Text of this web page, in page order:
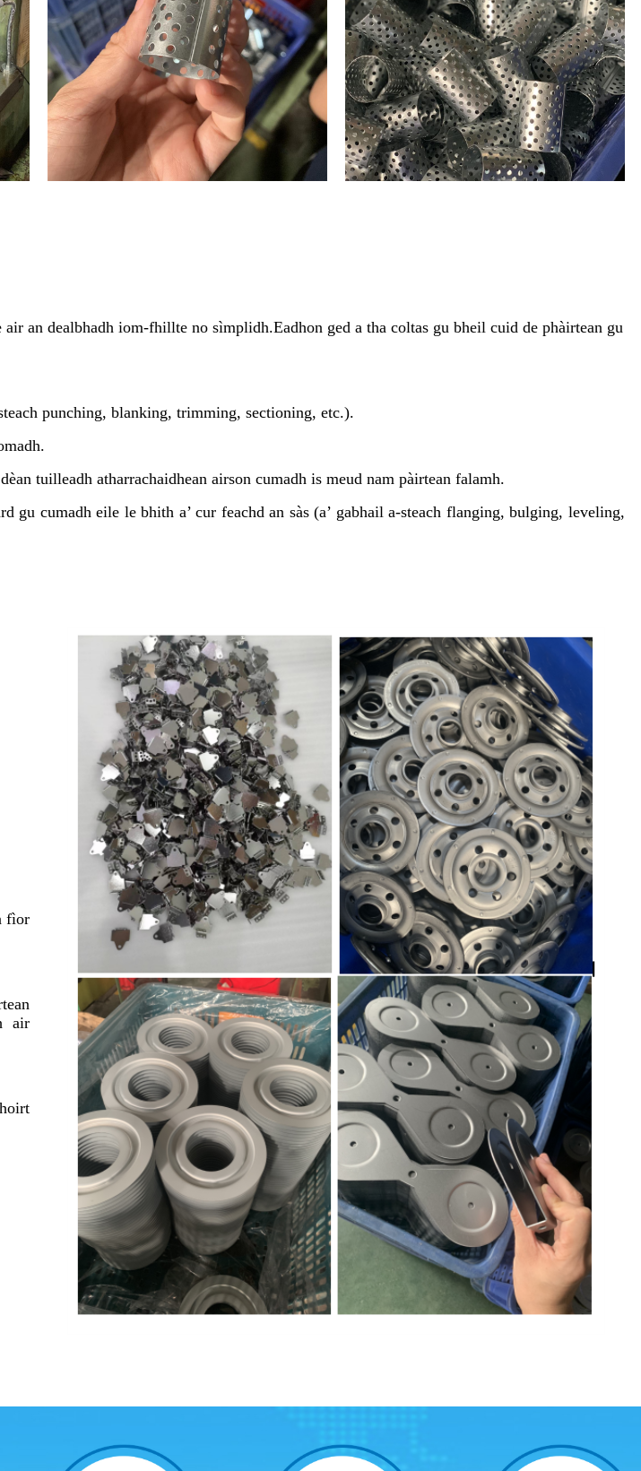
an dealbhadh iom-fhillte no sìmplidh.Eadhon ged a tha coltas gu bheil cuid de phàirtean gu
punching, blanking, trimming, sectioning, etc.).
tuilleadh atharrachaidhean airson cumadh is meud nam pàirtean falamh.
gu cumadh eile le bhith a’ cur feachd an sàs (a’ gabhail a-steach flanging, bulging, leveling,
fìor
air